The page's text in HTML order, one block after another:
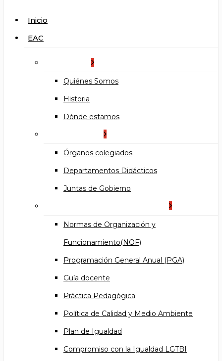
search
Menu
Inicio
EAC
Quiénes Somos
Historia
Dónde estamos
Órganos colegiados
Departamentos Didácticos
Juntas de Gobierno
Normas de Organización y
Funcionamiento(NOF)
Programación General Anual (PGA)
Guía docente
Práctica Pedagógica
Política de Calidad y Medio Ambiente
Plan de Igualdad
Compromiso con la Igualdad LGTBI